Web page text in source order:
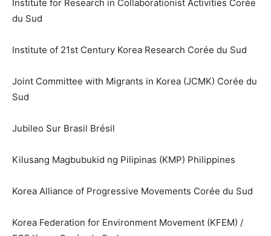
Institute for Research in Collaborationist Activities Corée
du Sud
Institute of 21st Century Korea Research Corée du Sud
Joint Committee with Migrants in Korea (JCMK) Corée du
Sud
Jubileo Sur Brasil Brésil
Kilusang Magbubukid ng Pilipinas (KMP) Philippines
Korea Alliance of Progressive Movements Corée du Sud
Korea Federation for Environment Movement (KFEM) /